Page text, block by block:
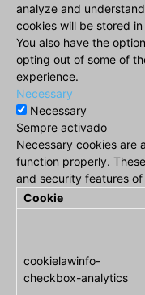
analyze and
cookies will be stored
You also have the
opting out of some of
experience.
Necessary
Necessary
Sempre activado
Necessary cookies are
function properly.
and security features
Cookie
cookielawinfo-
checkbox-analytics